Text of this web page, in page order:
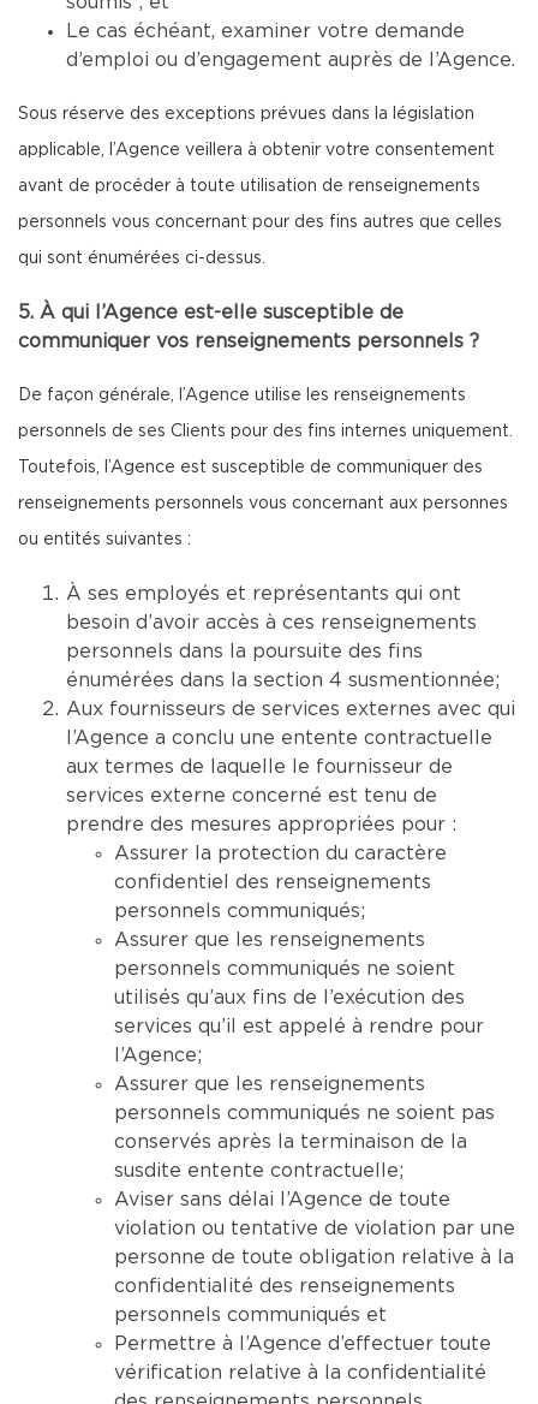
Le cas échéant, examiner votre demande
d’emploi ou d’engagement auprès de l’Agence.
Sous réserve des exceptions prévues dans la législation
applicable, l’Agence veillera à obtenir votre consentement
avant de procéder à toute utilisation de renseignements
personnels vous concernant pour des fins autres que celles
qui sont énumérées ci-dessus.
5. À qui l’Agence est-elle susceptible de
communiquer vos renseignements personnels ?
De façon générale, l’Agence utilise les renseignements
personnels de ses Clients pour des fins internes uniquement.
Toutefois, l’Agence est susceptible de communiquer des
renseignements personnels vous concernant aux personnes
ou entités suivantes :
À ses employés et représentants qui ont
besoin d’avoir accès à ces renseignements
personnels dans la poursuite des fins
énumérées dans la section 4 susmentionnée;
Aux fournisseurs de services externes avec qui
l’Agence a conclu une entente contractuelle
aux termes de laquelle le fournisseur de
services externe concerné est tenu de
prendre des mesures appropriées pour :
Assurer la protection du caractère
confidentiel des renseignements
personnels communiqués;
Assurer que les renseignements
personnels communiqués ne soient
utilisés qu’aux fins de l’exécution des
services qu’il est appelé à rendre pour
l’Agence;
Assurer que les renseignements
personnels communiqués ne soient pas
conservés après la terminaison de la
susdite entente contractuelle;
Aviser sans délai l’Agence de toute
violation ou tentative de violation par une
personne de toute obligation relative à la
confidentialité des renseignements
personnels communiqués et
Permettre à l’Agence d’effectuer toute
vérification relative à la confidentialité